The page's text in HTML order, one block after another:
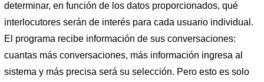
determinar, en función de los datos proporcionados, qué
interlocutores serán de interés para cada usuario individual.
El programa recibe información de sus conversaciones:
cuantas más conversaciones, más información ingresa al
sistema y más precisa será su selección. Pero esto es solo